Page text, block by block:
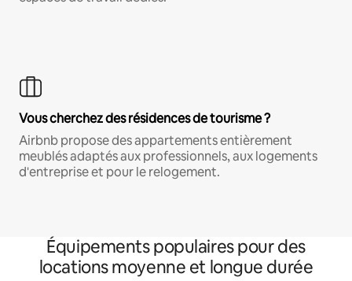
Vous cherchez des résidences de tourisme ?
Airbnb propose des appartements entièrement
meublés adaptés aux professionnels, aux logements
d'entreprise et pour le relogement.
Équipements populaires pour des
locations moyenne et longue durée